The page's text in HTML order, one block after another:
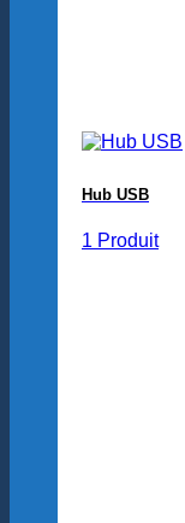
Hub USB
1 Produit